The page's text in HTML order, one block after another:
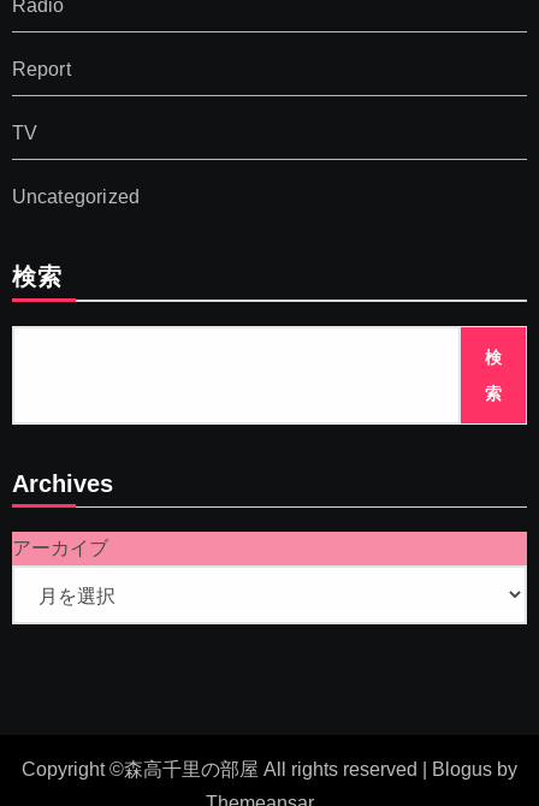
Radio
Report
TV
Uncategorized
検索
検
索
Archives
アーカイブ
Copyright ©森高千里の部屋 All rights reserved Blogus by